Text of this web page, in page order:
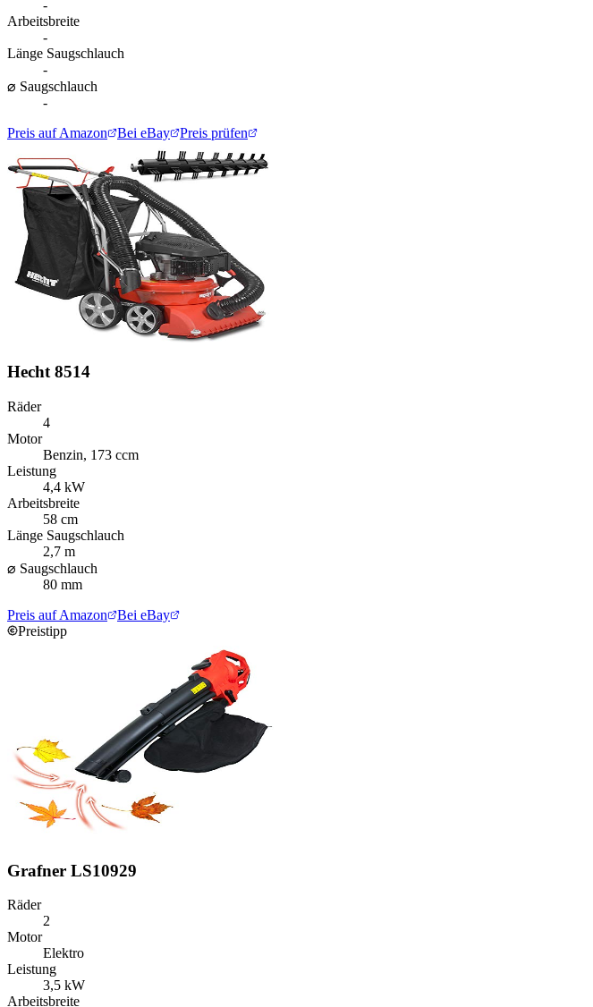
-
Arbeitsbreite
-
Länge Saugschlauch
-
⌀ Saugschlauch
-
Preis auf Amazon
Bei eBay Preis prüfen
Hecht 8514
Räder
4
Motor
Benzin, 173 ccm
Leistung
4,4 kW
Arbeitsbreite
58 cm
Länge Saugschlauch
2,7 m
⌀ Saugschlauch
80 mm
Preis auf Amazon
Bei eBay
Preistipp
Grafner LS10929
Räder
2
Motor
Elektro
Leistung
3,5 kW
Arbeitsbreite